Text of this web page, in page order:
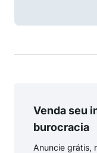
Venda seu
burocracia
Anuncie grátis,